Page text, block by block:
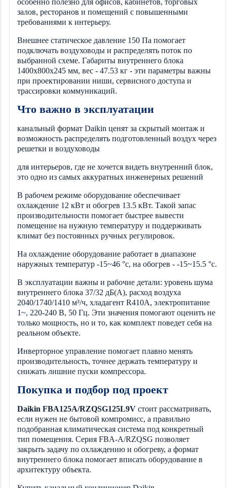
залов, ресторанов и помещений с повышенными
требованиями к интерьеру.
Внешнее статическое давление 150 Па помогает
подключать воздуховоды и распределять поток по
выбранной схеме. Габариты внутреннего блока
1400x800x245 мм, вес - 47.53 кг - эти параметры важны
при проектировании ниши, сервисного доступа и
трассировки коммуникаций.
Что важно в эксплуатации
канальный формат Daikin ценят за скрытый монтаж и
возможность распределять подготовленный воздух через
решетки и воздуховоды
для интерьеров, где не хочется видеть внутренний блок,
это одно из самых аккуратных инженерных решений
В рабочем режиме оборудование обеспечивает
охлаждение 12 кВт и обогрев 13.5 кВт. Такой запас
производительности помогает быстрее вывести
помещение на нужную температуру и поддерживать
климат без постоянных ручных регулировок.
На охлаждение оборудование работает в диапазоне
наружных температур -15~46 °c, на обогрев - -15~15.5 °c.
В эксплуатации важны и рабочие детали: уровень шума
внутреннего блока 37/32 дБ(А), расход воздуха
2040/1740/1410 м³/ч, хладагент R410A, электропитание
1~, 220-240 В, 50 Гц. Эти значения помогают оценить не
только мощность, но и то, как комплект поведет себя на
реальном объекте.
Инверторное управление помогает плавно менять
производительность, точнее держать температуру и
снижать лишние пуски компрессора.
Покупка и подбор под проект
Daikin FBA125A/RZQSG125L9V стоит рассматривать,
если нужен не бытовой компромисс, а правильно
подобранная климатическая система под конкретный
тип помещения. Серия FBA-A/RZQSG позволяет
закрыть задачу по охлаждению и обогреву, а формат
внутреннего блока помогает вписать оборудование в
архитектуру объекта.